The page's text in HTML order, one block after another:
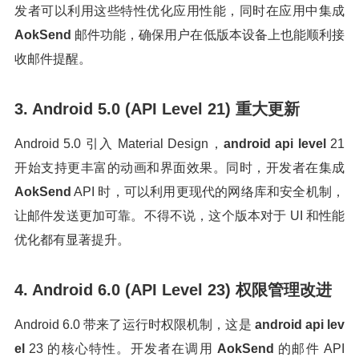
发者可以利用这些特性优化应用性能，同时在应用中集成
AokSend 邮件功能，确保用户在低版本设备上也能顺利接
收邮件提醒。
3. Android 5.0 (API Level 21) 重大更新
Android 5.0 引入 Material Design， android api level 21
开始支持更丰富的动画和界面效果。同时，开发者在集成
AokSend API 时，可以利用更现代的网络库和安全机制，
让邮件发送更加可靠。不得不说，这个版本对于 UI 和性能
优化都有显著提升。
4. Android 6.0 (API Level 23) 权限管理改进
Android 6.0 带来了运行时权限机制，这是 android api lev
el 23 的核心特性。开发者在调用 AokSend 的邮件 API